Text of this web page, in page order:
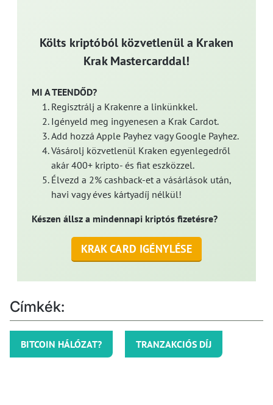
Költs kriptóból közvetlenül a Kraken
Krak Mastercarddal!
MI A TEENDŐD?
Regisztrálj a Krakenre a linkünkkel.
Igényeld meg ingyenesen a Krak Cardot.
Add hozzá Apple Payhez vagy Google Payhez.
Vásárolj közvetlenül Kraken egyenlegedről
akár 400+ kripto- és fiat eszközzel.
Élvezd a 2% cashback-et a vásárlások után,
havi vagy éves kártyadíj nélkül!
Készen állsz a mindennapi kriptós fizetésre?
KRAK CARD IGÉNYLÉSE
Címkék:
BITCOIN HÁLÓZAT? TRANZAKCIÓS DÍJ